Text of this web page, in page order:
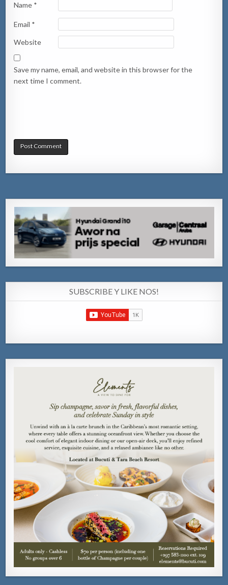
Name *
Email *
Website
Save my name, email, and website in this browser for the
next time I comment.
SUBSCRIBE Y LIKE NOS!